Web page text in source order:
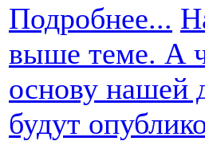
Подробнее...
выше теме. А
основу нашей
будут